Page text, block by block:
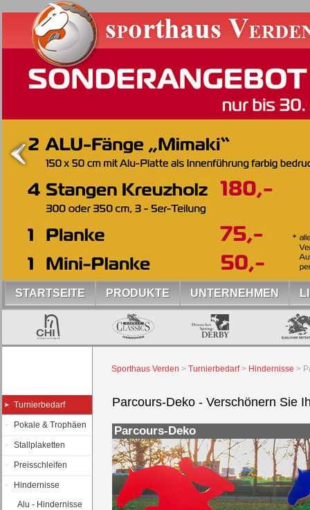
STARTSEITE PRODUKTE UNTERNEHMEN
Turnierbedarf
Pokale & Trophäen
Stallplaketten
Preisschleifen
Hindernisse
Alu - Hindernisse
Sporthaus Verden > Turnierbedarf> Hindernisse >
Parcours-Deko - Verschönern Sie
Parcours-Deko